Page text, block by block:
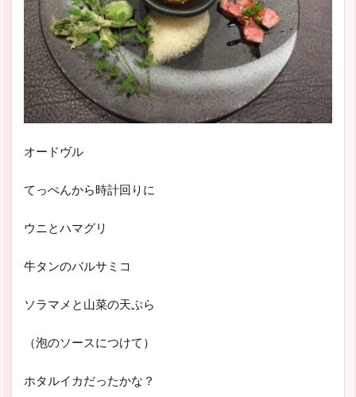
オードヴル
てっぺんから時計回りに
ウニとハマグリ
牛タンのバルサミコ
ソラマメと山菜の天ぷら
（泡のソースにつけて）
ホタルイカだったかな？